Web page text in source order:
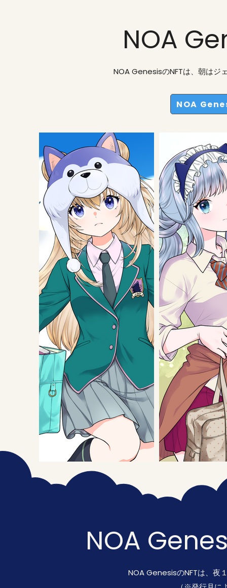
NOA
NOA GenesisのNFTは、朝はジ
NOA
NOA
NOA GenesisのNFTは、夜